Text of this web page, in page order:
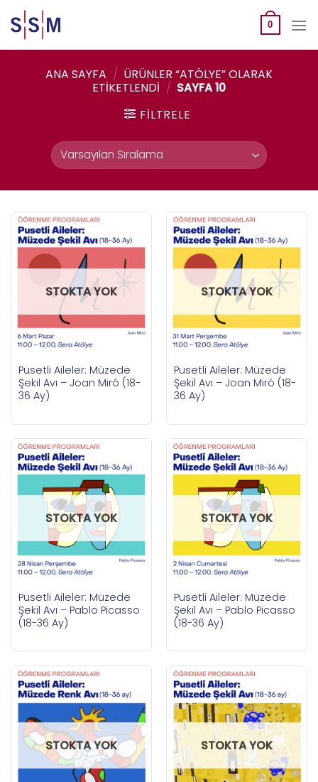
to
content
0
ANA SAYFA / ÜRÜNLER “ATÖLYE” OLARAK
ETIKETLENDI / SAYFA 10
FILTRELE
STOKTA YOK
Pusetli Aileler: Müzede
Şekil Avı – Joan Miró (18-
36 Ay)
STOKTA YOK
Pusetli Aileler: Müzede
Şekil Avı – Joan Miró (18-
36 Ay)
STOKTA YOK
Pusetli Aileler: Müzede
Şekil Avı – Pablo Picasso
(18-36 Ay)
STOKTA YOK
Pusetli Aileler: Müzede
Şekil Avı – Pablo Picasso
(18-36 Ay)
STOKTA YOK STOKTA YOK